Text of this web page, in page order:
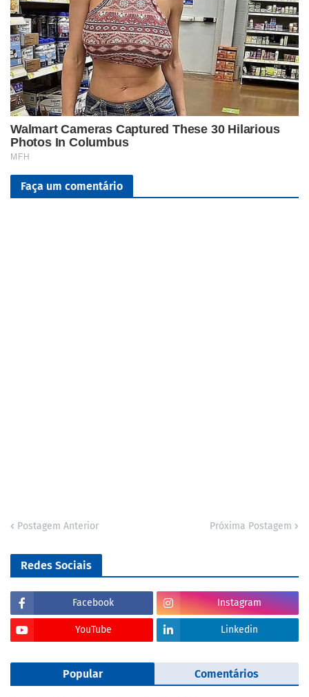
Faça um comentário
Postagem Anterior Próxima Postagem
Redes Sociais
Facebook Instagram
YouTube Linkedin
Popular Comentários